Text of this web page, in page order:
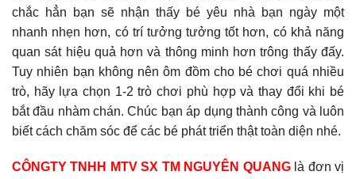
chắc hẳn bạn sẽ nhận thấy bé yêu nhà bạn ngày một
nhanh nhẹn hơn, có trí tưởng tưởng tốt hơn, có khả năng
quan sát hiệu quả hơn và thông minh hơn trông thấy đấy.
Tuy nhiên bạn không nên ôm đồm cho bé chơi quá nhiều
trò, hãy lựa chọn 1-2 trò chơi phù hợp và thay đổi khi bé
bắt đầu nhàm chán. Chúc bạn áp dụng thành công và luôn
biết cách chăm sóc để các bé phát triển thật toàn diện nhé.
CÔNGTY TNHH MTV SX TM NGUYÊN QUANGlà đơn vị